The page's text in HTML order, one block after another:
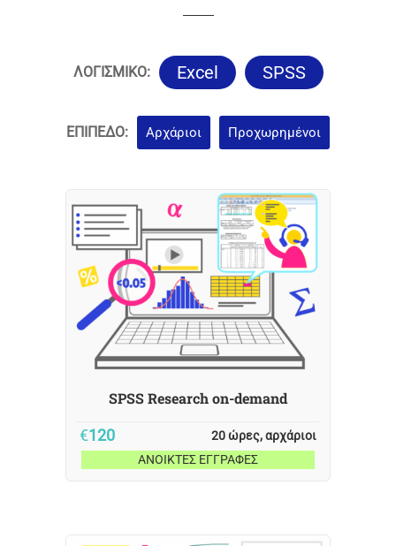
ΛΟΓΙΣΜΙΚΟ: Excel SPSS
ΕΠΙΠΕΔΟ: Αρχάριοι Προχωρημένοι
SPSS Research on-demand
€120
20 ώρες, αρχάριοι
ΑΝΟΙΚΤΕΣ ΕΓΓΡΑΦΕΣ